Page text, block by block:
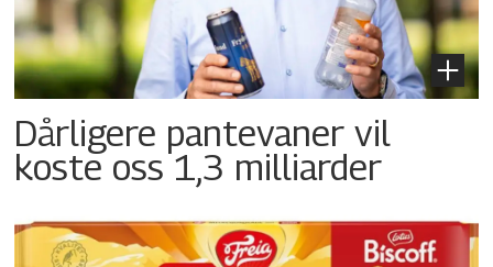
Dårligere pantevaner vil
koste oss 1,3 milliarder